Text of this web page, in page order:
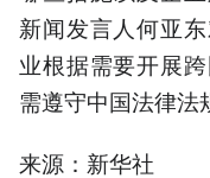
新闻发言人何亚
业根据需要开展
需遵守中国法律法
来源：新华社